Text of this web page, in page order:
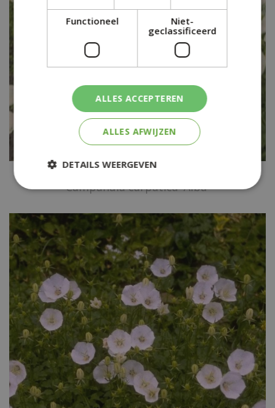
Campanula carpatica 'Alba'
Functioneel
Niet-
geclassificeerd
ALLES ACCEPTEREN
ALLES AFWIJZEN
DETAILS WEERGEVEN